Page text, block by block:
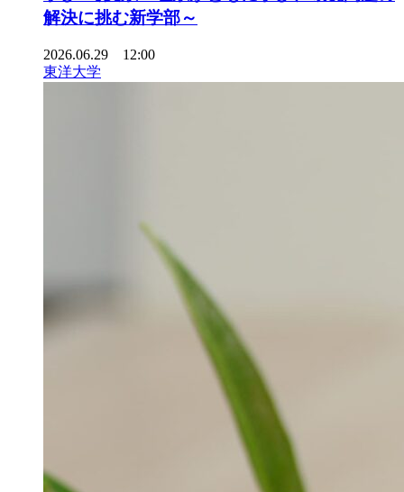
解決に挑む新学部～
2026.06.29 12:00
東洋大学